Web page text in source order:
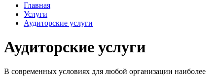
Главная
Услуги
Аудиторские услуги
Аудиторские услуги
В современных условиях для любой организации наиболее